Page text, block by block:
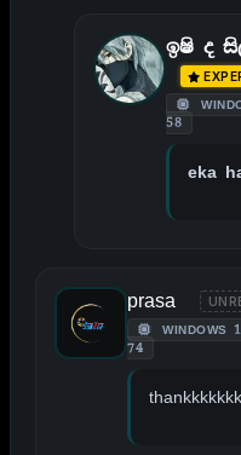
ඉෂි ද
58
eka
prasa
WINDOWS
74